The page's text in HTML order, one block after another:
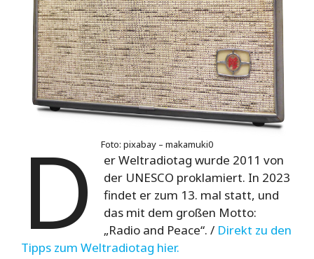
Foto: pixabay – makamuki0
D
er Weltradiotag wurde 2011 von
der UNESCO proklamiert. In 2023
findet er zum 13. mal statt, und
das mit dem großen Motto:
„Radio and Peace“. / Direkt zu den
Tipps zum Weltradiotag hier.